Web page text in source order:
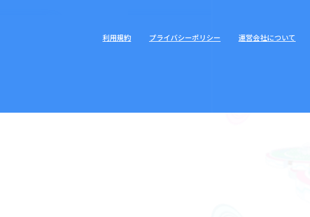
利用規約 プライバシーポリシー 運営会社について